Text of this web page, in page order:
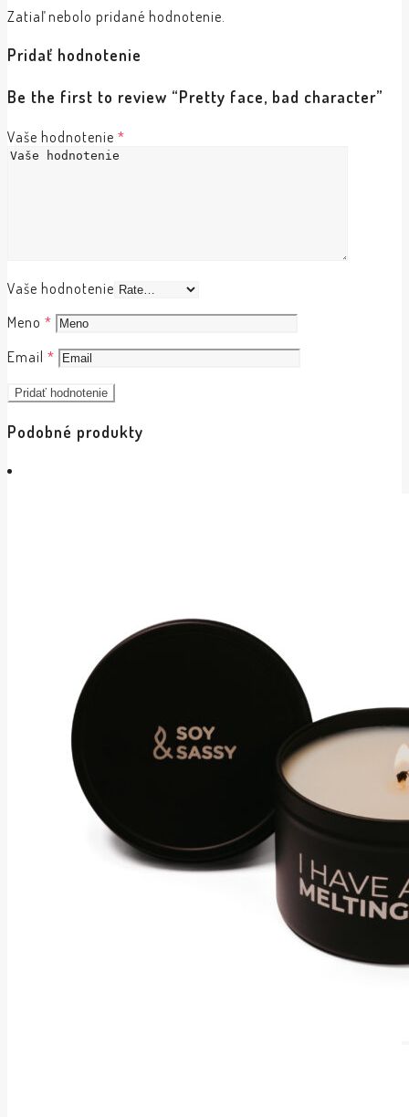
Zatiaľ nebolo pridané hodnotenie.
Pridať hodnotenie
Be the first to review “Pretty face, bad character”
Vaše hodnotenie *
Vaše hodnotenie
Meno *
Email *
Podobné produkty